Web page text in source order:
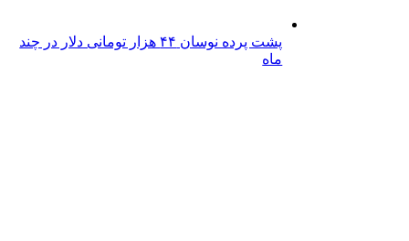
پشت پرده نوسان ۴۴ هزار تومانی دلار در چند
ماه